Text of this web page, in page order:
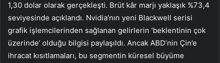
1,30 dolar olarak gerçekleşti. Brüt kâr marjı yaklaşık %73,4
seviyesinde açıklandı. Nvidia’nın yeni Blackwell serisi
grafik işlemcilerinden sağlanan gelirlerin ‘beklentinin çok
üzerinde’ olduğu bilgisi paylaşıldı. Ancak ABD’nin Çin’e
ihracat kısıtlamaları, bu segmentin küresel büyüme